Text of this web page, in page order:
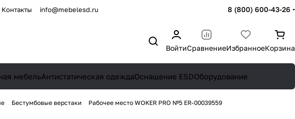
Контакты info@mebelesd.ru 8 (800) 600-43-26
ВойтиСравнениеИзбранноеКорзина
мебельАнтистатическая одеждаОснащение ESDОборудование
Бестумбовые верстаки Рабочее место WOKER PRO №5 ER-00039559